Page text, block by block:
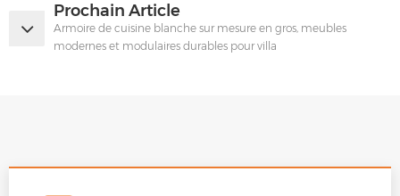
Prochain Article
Armoire de cuisine blanche sur mesure en gros, meubles
modernes et modulaires durables pour villa